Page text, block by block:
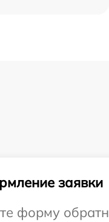
заявки
форму